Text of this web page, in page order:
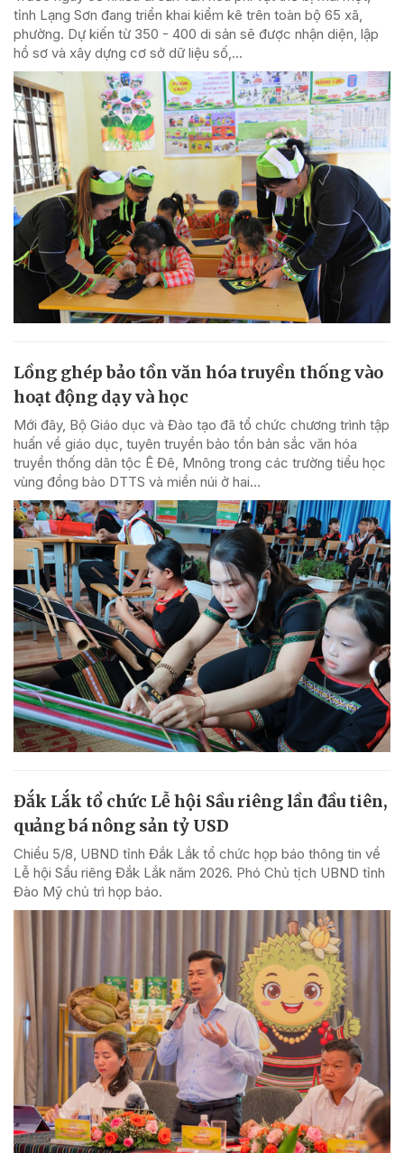
tỉnh Lạng Sơn đang triển khai kiểm kê trên toàn bộ 65 xã,
phường. Dự kiến từ 350 - 400 di sản sẽ được nhận diện, lập
hồ sơ và xây dựng cơ sở dữ liệu số,...
Lồng ghép bảo tồn văn hóa truyền thống vào
hoạt động dạy và học
Mới đây, Bộ Giáo dục và Đào tạo đã tổ chức chương trình tập
huấn về giáo dục, tuyên truyền bảo tồn bản sắc văn hóa
truyền thống dân tộc Ê Đê, Mnông trong các trường tiểu học
vùng đồng bào DTTS và miền núi ở hai...
Đắk Lắk tổ chức Lễ hội Sầu riêng lần đầu tiên,
quảng bá nông sản tỷ USD
Chiều 5/8, UBND tỉnh Đắk Lắk tổ chức họp báo thông tin về
Lễ hội Sầu riêng Đắk Lắk năm 2026. Phó Chủ tịch UBND tỉnh
Đào Mỹ chủ trì họp báo.